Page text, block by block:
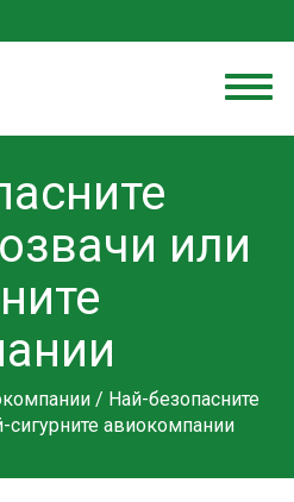
или
/ Най-безопасните
авиокомпании